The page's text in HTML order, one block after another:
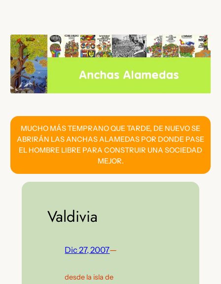
contenido
MUCHO MÁS TEMPRANO QUE TARDE, DE NUEVO SE
ABRIRÁN LAS ANCHAS ALAMEDAS POR DONDE PASE
EL HOMBRE LIBRE PARA CONSTRUIR UNA SOCIEDAD
MEJOR.
Valdivia
Dic 27, 2007—
desde la isla de